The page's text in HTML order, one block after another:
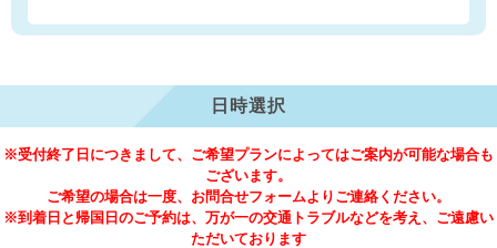
日時選択
※受付終了日につきまして、ご希望プランによってはご案内が可能な場合も
ございます。
ご希望の場合は一度、お問合せフォームよりご連絡ください。
※到着日と帰国日のご予約は、万が一の交通トラブルなどを考え、ご遠慮い
ただいております